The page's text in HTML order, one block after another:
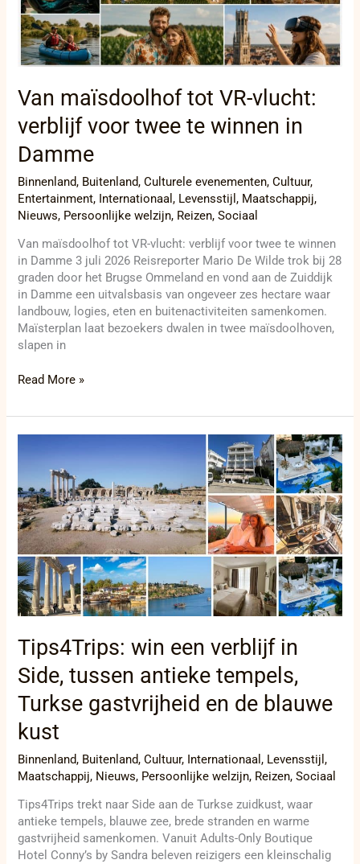
Van maïsdoolhof tot VR-vlucht:
verblijf voor twee te winnen in
Damme
Binnenland, Buitenland,Culturele evenementen,Cultuur,
Entertainment, Internationaal, Levensstijl, Maatschappij,
Nieuws, Persoonlijke welzijn, Reizen,Sociaal
Van maïsdoolhof tot VR-vlucht: verblijf voor twee te winnen
in Damme 3 juli 2026 Reisreporter Mario De Wilde trok bij 28
graden door het Brugse Ommeland en vond aan de Zuiddijk
in Damme een uitvalsbasis van ongeveer zes hectare waar
landbouw, logies, eten en buitenactiviteiten samenkomen.
Maïsterplan laat bezoekers dwalen in twee maïsdoolhoven,
slapen in
twee
te
winnen
in
Read More »
Tips4Trips: win een verblijf in
Side, tussen antieke tempels,
Turkse gastvrijheid en de blauwe
kust
Binnenland, Buitenland,Cultuur, Internationaal , Levensstijl ,
Maatschappij, Nieuws, Persoonlijke welzijn, Reizen,Sociaal
Tips4Trips trekt naar Side aan de Turkse zuidkust, waar
antieke tempels, blauwe zee, brede stranden en warme
gastvrijheid samenkomen. Vanuit Adults-Only Boutique
Hotel Conny’s by Sandra beleven reizigers een kleinschalig
verblijf
in
Side,
tussen
antieke
tempels,
Turkse
gastvrijheid
de
blauwe
kust